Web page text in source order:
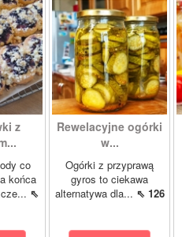
z
co
końca
⇖
Rewelacyjne ogórki
w...
Ogórki z przyprawą
gyros to ciekawa
alternatywa dla... ⇖ 126